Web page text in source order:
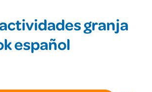
granja
español